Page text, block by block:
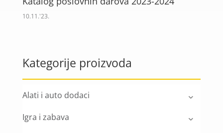
10.11.'23.
Kategorije proizvoda
Alati i auto dodaci
Igra i zabava